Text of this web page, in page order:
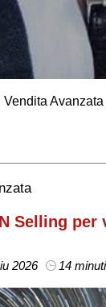
Vendita Avanzata
Selling per
2026 14 minuti